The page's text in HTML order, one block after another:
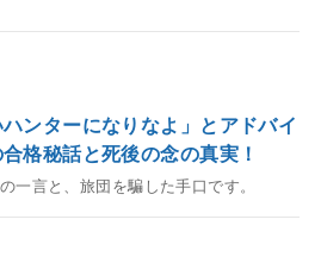
ンターになりなよ」とアドバイ
格秘話と死後の念の真実！
一言と、旅団を騙した手口です。